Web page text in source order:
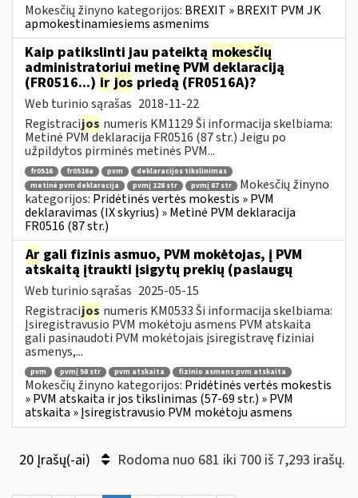
Mokesčių žinyno kategorijos: BREXIT » BREXIT PVM JK
apmokestinamiesiems asmenims
Kaip patikslinti jau pateiktą mokesčių
administratoriui metinę PVM deklaraciją
(FR0516...) ir jos priedą (FR0516A)?
Web turinio sąrašas 2018-11-22
Registracijos numeris KM1129 Ši informacija skelbiama:
Metinė PVM deklaracija FR0516 (87 str.) Jeigu po
užpildytos pirminės metinės PVM...
fr0516 fr0516a pvm
deklaracijos tikslinimas
metinė pvm deklaracija
pvmį 128 str pvmį 87 str
Mokesčių žinyno
kategorijos: Pridėtinės vertės mokestis » PVM
deklaravimas (IX skyrius) » Metinė PVM deklaracija
FR0516 (87 str.)
Ar gali fizinis asmuo, PVM mokėtojas, į PVM
atskaitą įtraukti įsigytų prekių (paslaugų
Web turinio sąrašas 2025-05-15
Registracijos numeris KM0533 Ši informacija skelbiama:
Įsiregistravusio PVM mokėtoju asmens PVM atskaita
gali pasinaudoti PVM mokėtojais įsiregistravę fiziniai
asmenys,...
pvm pvmį 58 str pvm atskaita fizinio asmens pvm atskaita
Mokesčių žinyno kategorijos: Pridėtinės vertės mokestis
» PVM atskaita ir jos tikslinimas (57-69 str.) » PVM
atskaita » Įsiregistravusio PVM mokėtoju asmens
20 Įrašų(-ai) Rodoma nuo 681 iki 700 iš 7,293 irašų.